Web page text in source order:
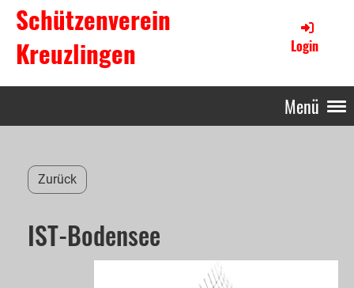
Schützenverein
Kreuzlingen
Login
Menü
Zurück
IST-Bodensee